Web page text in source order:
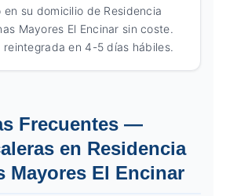
en su domicilio de Residencia
Mayores El Encinar sin coste.
reintegrada en 4-5 días hábiles.
Frecuentes —
en Residencia
Mayores El Encinar